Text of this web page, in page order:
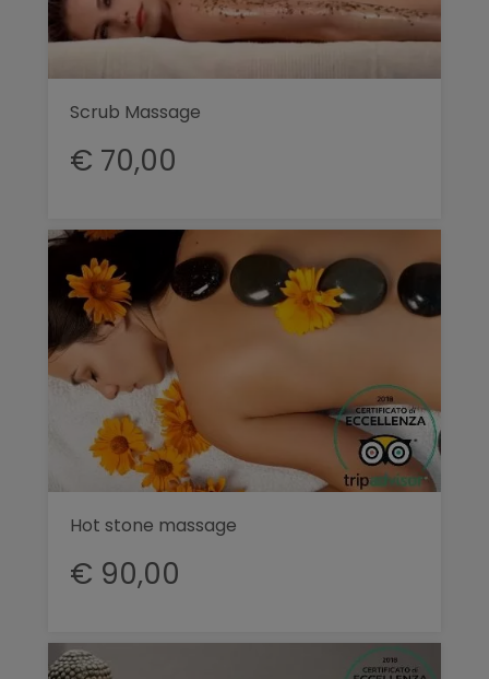
Scrub Massage
€ 70,00
Hot stone massage
€ 90,00